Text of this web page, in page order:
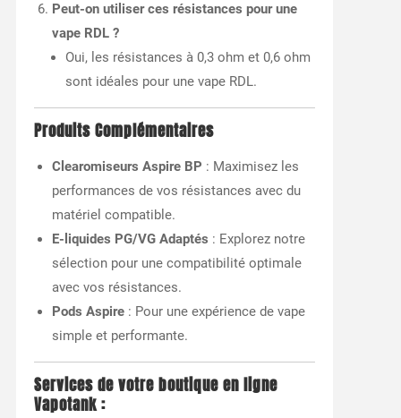
Peut-on utiliser ces résistances pour une
vape RDL ?
Oui, les résistances à 0,3 ohm et 0,6 ohm
sont idéales pour une vape RDL.
Produits Complémentaires
Clearomiseurs Aspire BP : Maximisez les
performances de vos résistances avec du
matériel compatible.
E-liquides PG/VG Adaptés : Explorez notre
sélection pour une compatibilité optimale
avec vos résistances.
Pods Aspire: Pour une expérience de vape
simple et performante.
Services de votre boutique en ligne
Vapotank :